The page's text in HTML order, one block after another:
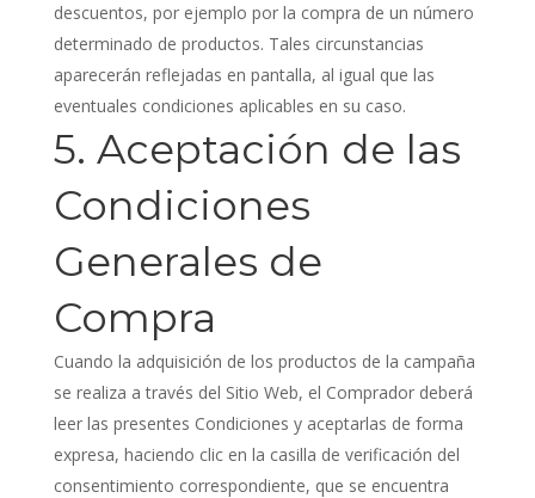
descuentos, por ejemplo por la compra de un número
determinado de productos. Tales circunstancias
aparecerán reflejadas en pantalla, al igual que las
eventuales condiciones aplicables en su caso.
5. Aceptación de las
Condiciones
Generales de
Compra
Cuando la adquisición de los productos de la campaña
se realiza a través del Sitio Web, el Comprador deberá
leer las presentes Condiciones y aceptarlas de forma
expresa, haciendo clic en la casilla de verificación del
consentimiento correspondiente, que se encuentra